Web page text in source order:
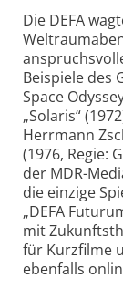
Die DEFA
Beispiele des
Space
„Solaris“
Herrmann
(1976, Regie:
der MDR-
die einzige
„DEFA
mit
für Kurzfilme
ebenfalls